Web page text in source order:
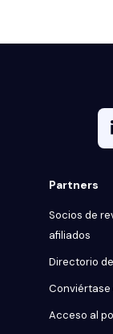
Partners
Socios de
afiliados
Directorio
Conviértase
Acceso al